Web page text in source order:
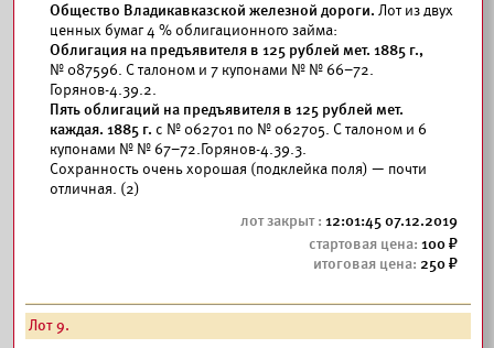
Общество Владикавказской железной дороги. Лот из двух
ценных бумаг 4 % облигационного займа:
Облигация на предъявителя в 125 рублей мет. 1885 г.,
№ 087596. С талоном и 7 купонами № № 66–72.
Горянов-4.39.2.
Пять облигаций на предъявителя в 125 рублей мет.
каждая. 1885 г. с № 062701 по № 062705. С талоном и 6
купонами № № 67–72.Горянов-4.39.3.
Сохранность очень хорошая (подклейка поля) — почти
отличная. (2)
12:01:45 07.12.2019
100
250
Лот 9.